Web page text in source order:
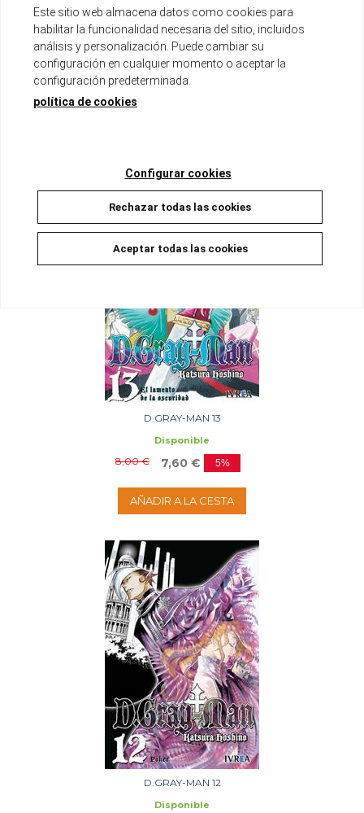
D.GRAY-MAN 14
Disponible
8,00 €
D.GRAY-MAN 13
Disponible
8,00 € 7,60 € 5%
AÑADIR A LA CESTA
D.GRAY-MAN 12
Disponible
Este sitio web almacena datos como cookies para
habilitar la funcionalidad necesaria del sitio, incluidos
análisis y personalización. Puede cambiar su
configuración en cualquier momento o aceptar la
configuración predeterminada.
política de cookies
Configurar cookies
Rechazar todas las cookies
Aceptar todas las cookies